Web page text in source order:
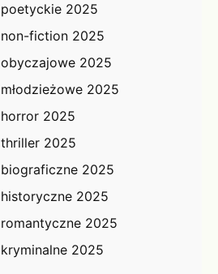
2025
fiction 2025
2025
2025
2025
2025
2025
2025
2025
2025